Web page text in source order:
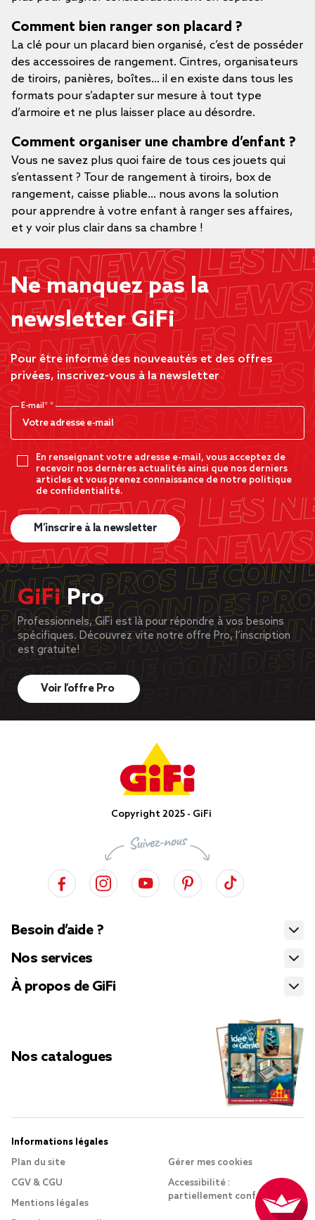
Comment bien ranger son placard ?
La clé pour un placard bien organisé, c’est de posséder
des accessoires de rangement. Cintres, organisateurs
de tiroirs, panières, boîtes... il en existe dans tous les
formats pour s’adapter sur mesure à tout type
d’armoire et ne plus laisser place au désordre.
Comment organiser une chambre d’enfant ?
Vous ne savez plus quoi faire de tous ces jouets qui
s’entassent ? Tour de rangement à tiroirs, box de
rangement, caisse pliable... nous avons la solution
pour apprendre à votre enfant à ranger ses affaires,
et y voir plus clair dans sa chambre !
Ne manquez pas la
newsletter GiFi
Pour être informé des nouveautés et des offres
privées, inscrivez-vous à la newsletter
E-mail*
En renseignant votre adresse e-mail, vous acceptez de
recevoir nos dernères actualités ainsi que nos derniers
articles et vous prenez connaissance de notre politique
de confidentialité.
M’inscrire à la newsletter
GiFiPro
Professionnels, GiFi est là pour répondre à vos besoins
spécifiques. Découvrez vite notre offre Pro, l’inscription
est gratuite!
Voir l’offre Pro
Copyright 2025 - GiFi
Besoin d’aide ?
Nos services
À propos de GiFi
Nos catalogues
Informations légales
Plan du site
CGV & CGU
Mentions légales
Gérer mes cookies
Accessibilité :
partiellement conforme